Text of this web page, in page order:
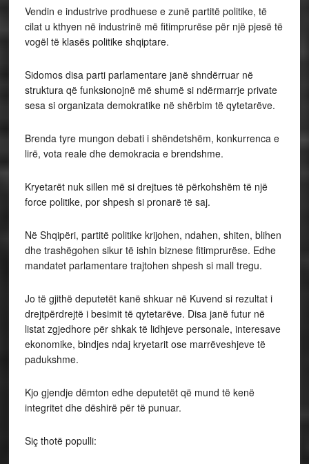
Vendin e industrive prodhuese e zunë partitë politike, të
cilat u kthyen në industrinë më fitimprurëse për një pjesë të
vogël të klasës politike shqiptare.
Sidomos disa parti parlamentare janë shndërruar në
struktura që funksionojnë më shumë si ndërmarrje private
sesa si organizata demokratike në shërbim të qytetarëve.
Brenda tyre mungon debati i shëndetshëm, konkurrenca e
lirë, vota reale dhe demokracia e brendshme.
Kryetarët nuk sillen më si drejtues të përkohshëm të një
force politike, por shpesh si pronarë të saj.
Në Shqipëri, partitë politike krijohen, ndahen, shiten, blihen
dhe trashëgohen sikur të ishin biznese fitimprurëse. Edhe
mandatet parlamentare trajtohen shpesh si mall tregu.
Jo të gjithë deputetët kanë shkuar në Kuvend si rezultat i
drejtpërdrejtë i besimit të qytetarëve. Disa janë futur në
listat zgjedhore për shkak të lidhjeve personale, interesave
ekonomike, bindjes ndaj kryetarit ose marrëveshjeve të
padukshme.
Kjo gjendje dëmton edhe deputetët që mund të kenë
integritet dhe dëshirë për të punuar.
Siç thotë populli: